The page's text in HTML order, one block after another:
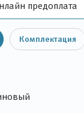
предоплата
Комплектация